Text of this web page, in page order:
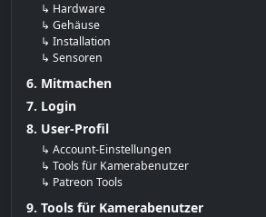
↳ Hardware
↳ Gehäuse
↳ Installation
↳ Sensoren
6. Mitmachen
7. Login
8. User-Profil
↳ Account-Einstellungen
↳ Tools für Kamerabenutzer
↳ Patreon Tools
9. Tools für Kamerabenutzer